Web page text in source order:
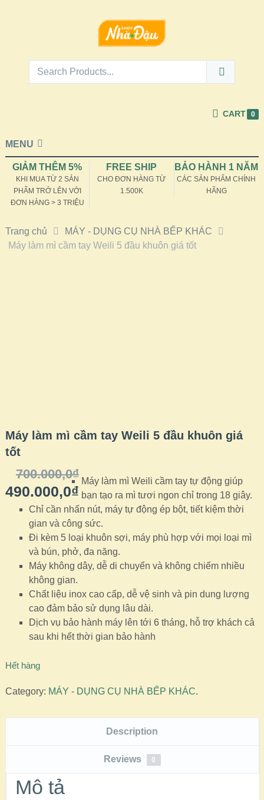
CART 0
MENU
GIẢM THÊM 5%
KHI MUA TỪ 2 SẢN
PHẨM TRỞ LÊN VỚI
ĐƠN HÀNG > 3 TRIỆU
FREE SHIP
CHO ĐƠN HÀNG TỪ
1.500K
BẢO HÀNH 1 NĂM
CÁC SẢN PHẨM CHÍNH
HÃNG
Trang chủ
MÁY - DỤNG CỤ NHÀ BẾP KHÁC
Máy làm mì cầm tay Weili 5 đầu khuôn giá tốt
Máy làm mì cầm tay Weili 5 đầu khuôn giá
tốt
700.000,0₫
490.000,0₫
Máy làm mì Weili cầm tay tự động giúp
bạn tạo ra mì tươi ngon chỉ trong 18 giây.
Chỉ cần nhấn nút, máy tự động ép bột, tiết kiệm thời
gian và công sức.
Đi kèm 5 loại khuôn sợi, máy phù hợp với mọi loại mì
và bún, phở, đa năng.
Máy không dây, dễ di chuyển và không chiếm nhiều
không gian.
Chất liệu inox cao cấp, dễ vệ sinh và pin dung lượng
cao đảm bảo sử dụng lâu dài.
Dịch vụ bảo hành máy lên tới 6 tháng, hỗ trợ khách cả
sau khi hết thời gian bảo hành
Hết hàng
Category: MÁY - DỤNG CỤ NHÀ BẾP KHÁC.
Description
Reviews 0
Mô tả